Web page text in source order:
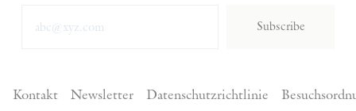
Subscribe
Kontakt Newsletter Datenschutzrichtlinie